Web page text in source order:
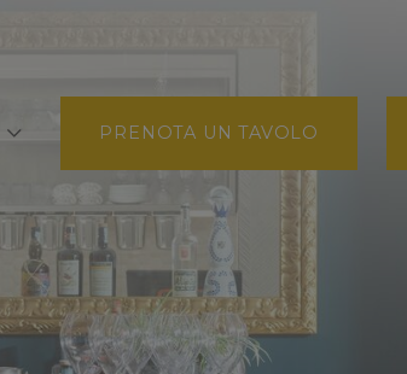
PRENOTA UN TAVOLO